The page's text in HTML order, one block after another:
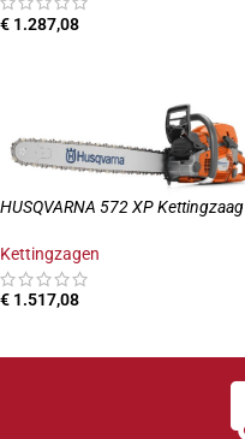
€ 1.287,08
HUSQVARNA 572 XP Kettingzaag
Kettingzagen
€ 1.517,08